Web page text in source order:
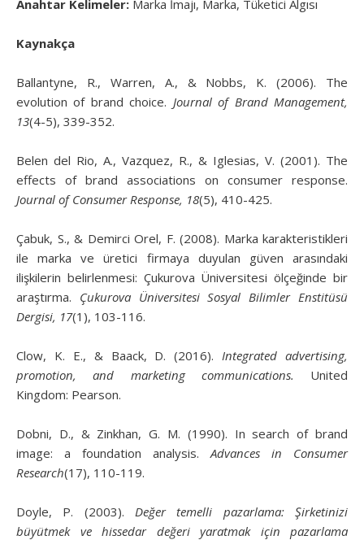
Anahtar Kelimeler: Marka İmajı, Marka, Tüketici Algısı
Kaynakça
Ballantyne, R., Warren, A., & Nobbs, K. (2006). The
evolution of brand choice. Journal of Brand Management,
13(4-5), 339-352.
Belen del Rio, A., Vazquez, R., & Iglesias, V. (2001). The
effects of brand associations on consumer response.
Journal of Consumer Response, 18(5), 410-425.
Çabuk, S., & Demirci Orel, F. (2008). Marka karakteristikleri
ile marka ve üretici firmaya duyulan güven arasındaki
ilişkilerin belirlenmesi: Çukurova Üniversitesi ölçeğinde bir
araştırma. Çukurova Üniversitesi Sosyal Bilimler Enstitüsü
Dergisi, 17(1), 103-116.
Clow, K. E., & Baack, D. (2016). Integrated advertising,
promotion, and marketing communications. United
Kingdom: Pearson.
Dobni, D., & Zinkhan, G. M. (1990). In search of brand
image: a foundation analysis. Advances in Consumer
Research(17), 110-119.
Doyle, P. (2003). Değer temelli pazarlama: Şirketinizi
büyütmek ve hissedar değeri yaratmak için pazarlama